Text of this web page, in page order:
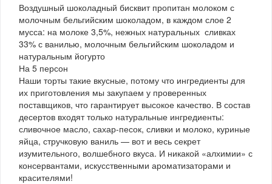
Воздушный шоколадный бисквит пропитан молоком с
молочным бельгийским шоколадом, в каждом слое 2
мусса: на молоке 3,5%, нежных натуральных сливках
33% с ванилью, молочным бельгийским шоколадом и
натуральным йогурто
На 5 персон
Наши торты такие вкусные, потому что ингредиенты для
их приготовления мы закупаем у проверенных
поставщиков, что гарантирует высокое качество. В состав
десертов входят только натуральные ингредиенты:
сливочное масло, сахар-песок, сливки и молоко, куриные
яйца, стручковую ваниль — вот и весь секрет
изумительного, волшебного вкуса. И никакой «алхимии» с
консервантами, искусственными ароматизаторами и
красителями!